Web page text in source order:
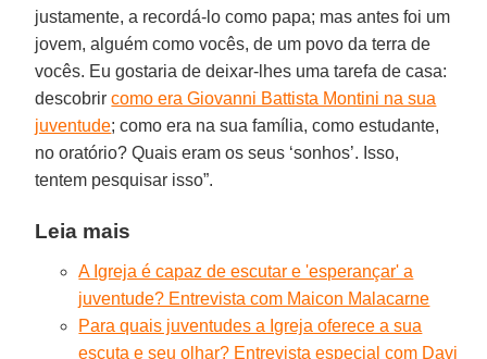
justamente, a recordá-lo como papa; mas antes foi um
jovem, alguém como vocês, de um povo da terra de
vocês. Eu gostaria de deixar-lhes uma tarefa de casa:
descobrircomo era Giovanni Battista Montini na sua
juventude; como era na sua família, como estudante,
no oratório? Quais eram os seus ‘sonhos’. Isso,
tentem pesquisar isso”.
Leia mais
A Igreja é capaz de escutar e 'esperançar' a
juventude? Entrevista com Maicon Malacarne
Para quais juventudes a Igreja oferece a sua
escuta e seu olhar? Entrevista especial com Davi